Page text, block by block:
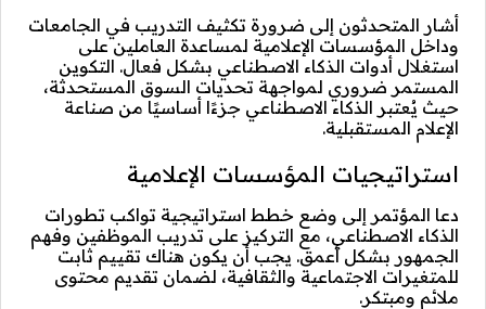
أشار المتحدثون إلى ضرورة تكثيف التدريب في الجامعات
وداخل المؤسسات الإعلامية لمساعدة العاملين على
استغلال أدوات الذكاء الاصطناعي بشكل فعال. التكوين
المستمر ضروري لمواجهة تحديات السوق المستحدثة،
حيث يُعتبر الذكاء الاصطناعي جزءًا أساسيًا من صناعة
الإعلام المستقبلية.
استراتيجيات المؤسسات الإعلامية
دعا المؤتمر إلى وضع خطط استراتيجية تواكب تطورات
الذكاء الاصطناعي، مع التركيز على تدريب الموظفين وفهم
الجمهور بشكل أعمق. يجب أن يكون هناك تقييم ثابت
للمتغيرات الاجتماعية والثقافية، لضمان تقديم محتوى
ملائم ومبتكر.